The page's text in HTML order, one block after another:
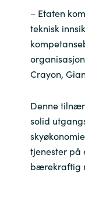
– Etaten
teknisk
Crayon,
Denne
solid
tjenester på
bærekraftig